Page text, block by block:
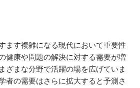
ます複雑になる現代において重要性
健康や問題の解決に対する需要が増
ざまな分野で活躍の場を広げていま
者の需要はさらに拡大すると予測さ